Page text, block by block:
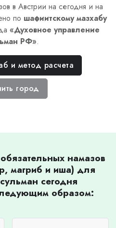
в Австрии на сегодня и на
по шафиитскомумазхабу
«Духовное управление
РФ».
и метод расчета
город
намазов
магриб и иша) для
сегодня
образом: